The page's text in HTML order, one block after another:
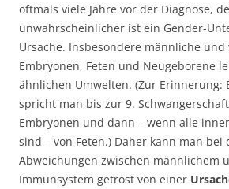
oftmals viele Jahre vor der Diagnose,
unwahrscheinlicher ist ein Gender-
Ursache. Insbesondere männliche und
Embryonen, Feten und Neugeborene
ähnlichen Umwelten. (Zur Erinnerung:
spricht man bis zur 9.
Embryonen und dann – wenn alle
sind – von Feten.) Daher kann man bei
Abweichungen zwischen männlichem
Immunsystem getrost von einer